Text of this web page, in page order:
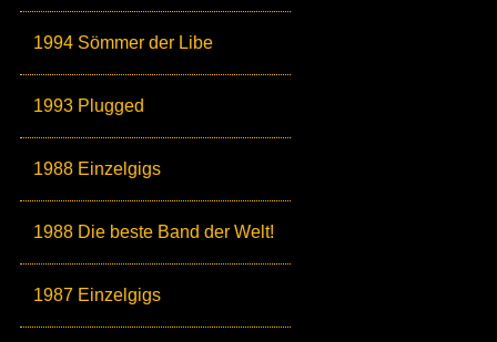
1994 Sömmer der Libe
1993 Plugged
1988 Einzelgigs
1988 Die beste Band der Welt!
1987 Einzelgigs